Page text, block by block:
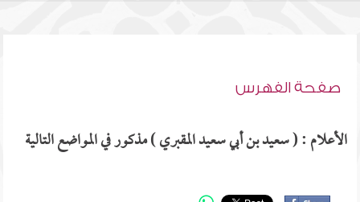
صفحة الفهرس
الأعلام : ( سعيد بن أبي سعيد المقبري ) مذكور في المواضع التالية